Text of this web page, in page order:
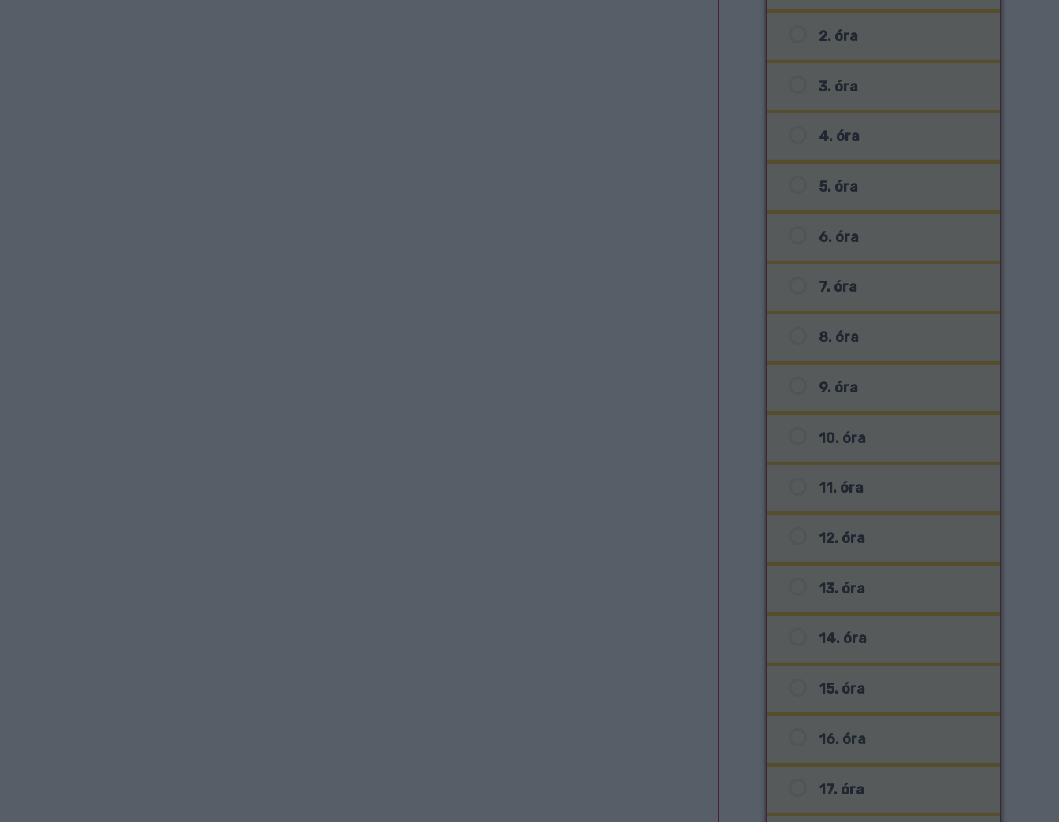
2. óra
3. óra
4. óra
5. óra
6. óra
7. óra
8. óra
9. óra
10. óra
11. óra
12. óra
13. óra
14. óra
15. óra
16. óra
17. óra